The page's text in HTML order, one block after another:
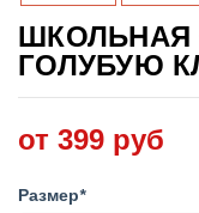
ШКОЛЬНАЯ
ГОЛУБУЮ
от 399 руб
Размер*